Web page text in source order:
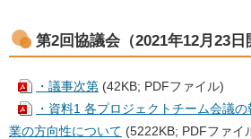
第2回協議会（2021年12月23日
・議事次第 (42KB; PDFファイル)
・資料1 各プロジェクトチーム会議
業の方向性について (5222KB; PDFファイ